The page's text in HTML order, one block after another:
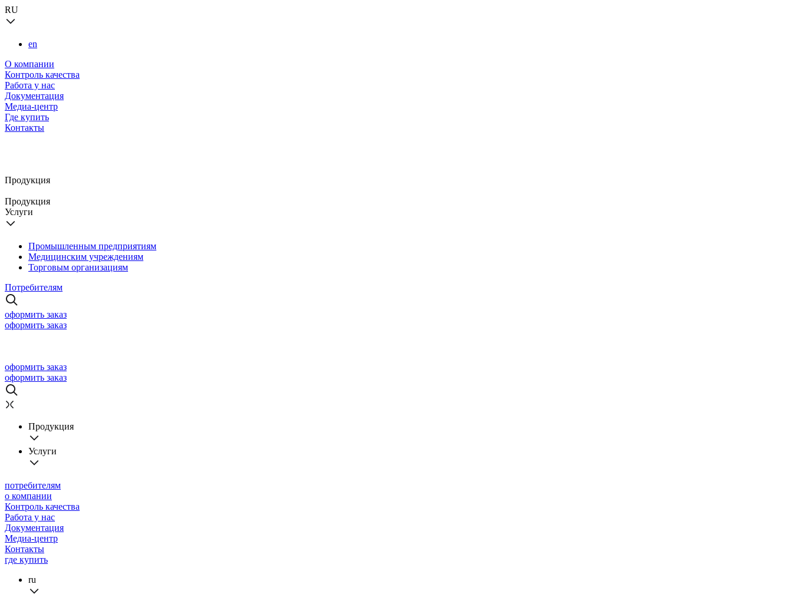
RU
en
О компании
Контроль качества
Работа у нас
Документация
Медиа-центр
Где купить
Контакты
Продукция
Продукция
Услуги
Промышленным предприятиям
Медицинским учреждениям
Торговым организациям
Потребителям
оформить заказ
оформить заказ
оформить заказ
оформить заказ
Продукция
Услуги
потребителям
о компании
Контроль качества
Работа у нас
Документация
Медиа-центр
Контакты
где купить
ru